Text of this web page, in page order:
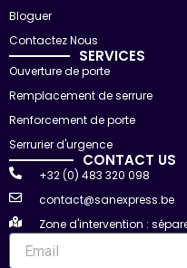
r
Bloguer
Contactez Nous
SERVICES
Ouverture de porte
Remplacement de serrure
Renforcement de porte
Serrurier d'urgence
CONTACT US
+32 (0) 483 320 098
contact@sanexpress.be
Zone d'intervention :